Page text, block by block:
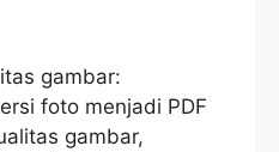
gambar:
foto menjadi PDF
gambar,